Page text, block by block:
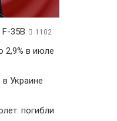
35B 1102
2,9% в июле
Украине
погибли